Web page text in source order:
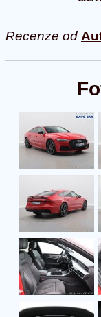
Recenze od